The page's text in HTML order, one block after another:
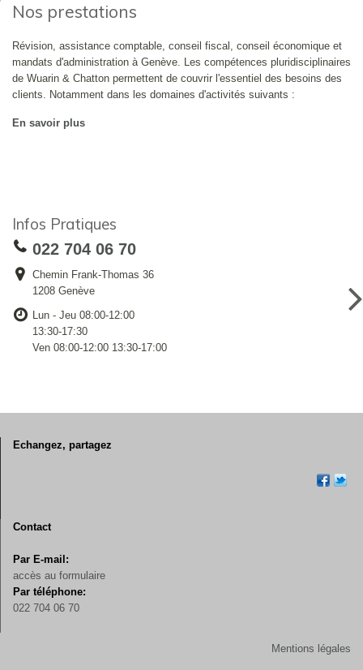
Nos prestations
Révision, assistance comptable, conseil fiscal, conseil économique et
mandats d'administration à Genève. Les compétences pluridisciplinaires
de Wuarin & Chatton permettent de couvrir l'essentiel des besoins des
clients. Notamment dans les domaines d'activités suivants :
En savoir plus
Infos Pratiques
022 704 06 70
Chemin Frank-Thomas 36
1208 Genève
Lun - Jeu 08:00-12:00
13:30-17:30
Ven 08:00-12:00 13:30-17:00
Echangez, partagez
Contact
Par E-mail:
accès au formulaire
Par téléphone:
022 704 06 70
Mentions légales